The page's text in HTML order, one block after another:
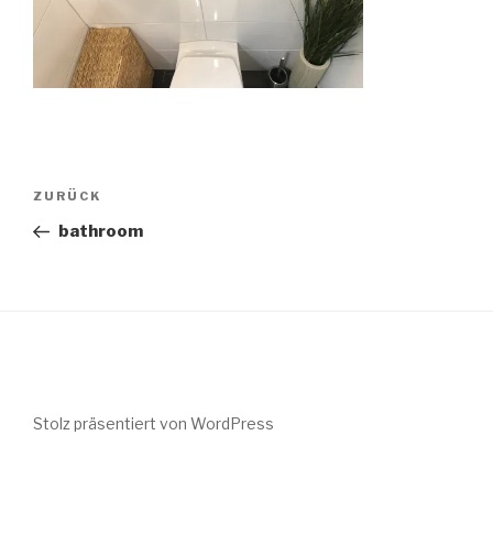
Beitragsnavigation
Vorheriger
Beitrag
ZURÜCK
bathroom
Stolz präsentiert von WordPress